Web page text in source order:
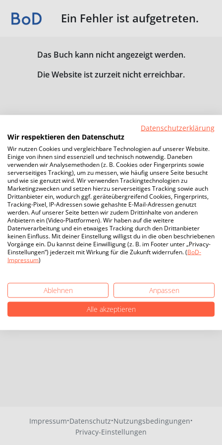
Ein Fehler ist aufgetreten.
Das Buch kann nicht angezeigt werden.
Die Website ist zurzeit nicht erreichbar.
Impressum·Datenschutz·Nutzungsbedingungen·
Privacy-Einstellungen
Datenschutzerklärung
Wir respektieren den Datenschutz
Wir nutzen Cookies und vergleichbare Technologien auf unserer Website.
Einige von ihnen sind essenziell und technisch notwendig. Daneben
verwenden wir Analysemethoden (z. B. Cookies oder Fingerprints sowie
serverseitiges Tracking), um zu messen, wie häufig unsere Seite besucht
und wie sie genutzt wird. Wir verwenden Trackingtechnologien zu
Marketingzwecken und setzen hierzu serverseitiges Tracking sowie auch
Drittanbieter ein, wodurch ggf. geräteübergreifend Cookies, Fingerprints,
Tracking-Pixel, IP-Adressen sowie gehashte E-Mail-Adressen genutzt
werden. Auf unserer Seite betten wir zudem Drittinhalte von anderen
Anbietern ein (Video-Plattformen). Wir haben auf die weitere
Datenverarbeitung und ein etwaiges Tracking durch den Drittanbieter
keinen Einfluss. Mit deiner Einstellung willigst du in die oben beschriebenen
Vorgänge ein. Du kannst deine Einwilligung (z. B. im Footer unter „Privacy-
Einstellungen“) jederzeit mit Wirkung für die Zukunft widerrufen. (BoD-
Impressum)
Ablehnen
Anpassen
Alle akzeptieren